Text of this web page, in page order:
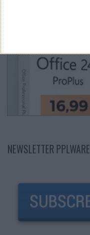
NEWSLETTER PPLWARE